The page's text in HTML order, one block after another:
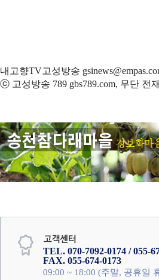
내고향TV고성방송
ⓒ 고성방송 789 gbs789.com, 무단 전
TEL. 070-7092-0174 / 055-
FAX. 055-674-0173
09:00 ~ 18:00 (주말, 공휴일